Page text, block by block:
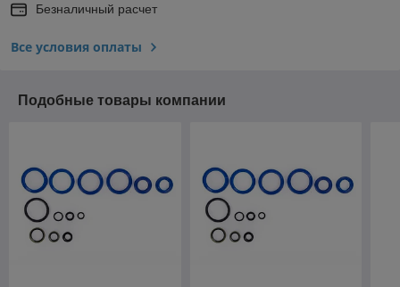
Безналичный расчет
Все условия оплаты
Подобные товары компании